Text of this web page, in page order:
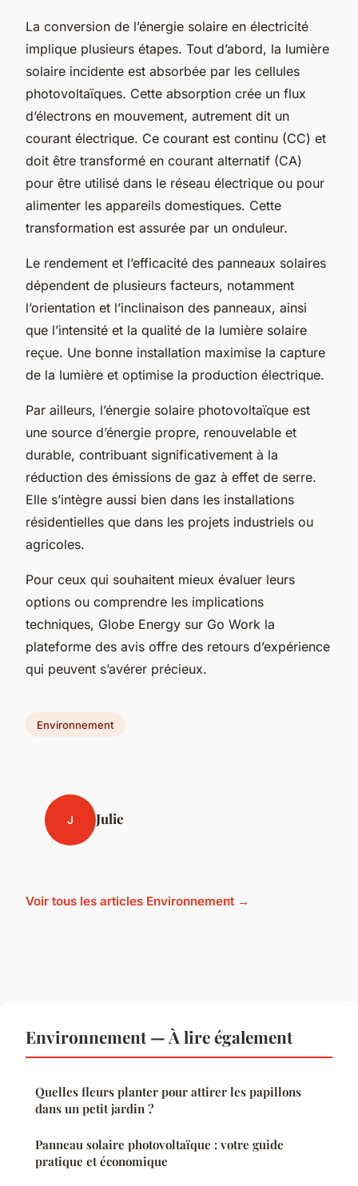
La conversion de l’énergie solaire en électricité
implique plusieurs étapes. Tout d’abord, la lumière
solaire incidente est absorbée par les cellules
photovoltaïques. Cette absorption crée un flux
d’électrons en mouvement, autrement dit un
courant électrique. Ce courant est continu (CC) et
doit être transformé en courant alternatif (CA)
pour être utilisé dans le réseau électrique ou pour
alimenter les appareils domestiques. Cette
transformation est assurée par un onduleur.
Le rendement et l’efficacité des panneaux solaires
dépendent de plusieurs facteurs, notamment
l’orientation et l’inclinaison des panneaux, ainsi
que l’intensité et la qualité de la lumière solaire
reçue. Une bonne installation maximise la capture
de la lumière et optimise la production électrique.
Par ailleurs, l’énergie solaire photovoltaïque est
une source d’énergie propre, renouvelable et
durable, contribuant significativement à la
réduction des émissions de gaz à effet de serre.
Elle s’intègre aussi bien dans les installations
résidentielles que dans les projets industriels ou
agricoles.
Pour ceux qui souhaitent mieux évaluer leurs
options ou comprendre les implications
techniques, Globe Energy sur Go Work la
plateforme des avis offre des retours d’expérience
qui peuvent s’avérer précieux.
Environnement
J Julie
Voir tous les articles Environnement →
Environnement — À lire également
Quelles fleurs planter pour attirer les papillons
dans un petit jardin ?
Panneau solaire photovoltaïque : votre guide
pratique et économique